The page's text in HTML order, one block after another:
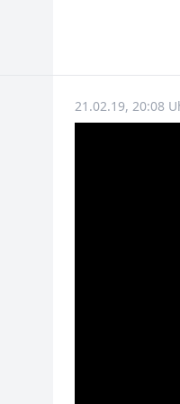
21.02.19, 20:08